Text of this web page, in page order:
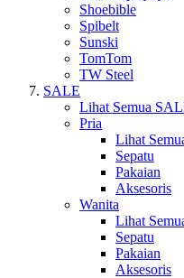
Shoebible
Spibelt
Sunski
TomTom
TW Steel
SALE
Lihat Semua
Pria
Lihat
Sepatu
Pakaian
Aksesoris
Wanita
Lihat
Sepatu
Pakaian
Aksesoris